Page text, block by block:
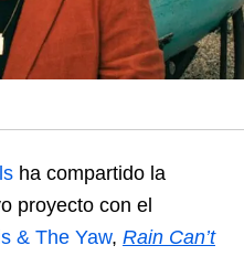
ha compartido la
proyecto con el
& The Yaw, Rain Can’t